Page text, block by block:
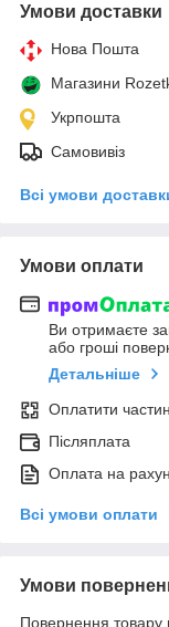
Умови доставки
Нова Пошта
Магазини
Укрпошта
Самовивіз
Всі умови
Умови оплати
Ви отримаєте
або гроші
Детальніше
Оплатити
Післяплата
Оплата на
Всі умови оплати
Умови
Повернення товару